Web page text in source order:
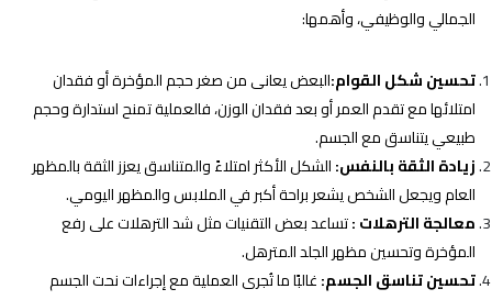
الجمالي والوظيفي، وأهمها:
تحسين شكل القوام:البعض يعانى من صغر حجم المؤخرة أو فقدان
امتلائها مع تقدم العمر أو بعد فقدان الوزن، فالعملية تمنح استدارة وحجم
طبيعي يتناسق مع الجسم.
زيادة الثقة بالنفس:الشكل الأكثر امتلاءً والمتناسق يعزز الثقة بالمظهر
العام ويجعل الشخص يشعر براحة أكبر في الملابس والمظهر اليومي.
معالجة الترهلات :تساعد بعض التقنيات مثل شد الترهلات على رفع
المؤخرة وتحسين مظهر الجلد المترهل.
تحسين تناسق الجسم:غالبًا ما تُجرى العملية مع إجراءات نحت الجسم